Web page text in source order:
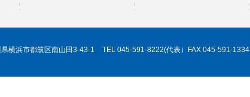
横浜市都筑区南山田3-43-1 TEL 045-591-8222(代表）FAX 045-591-1334